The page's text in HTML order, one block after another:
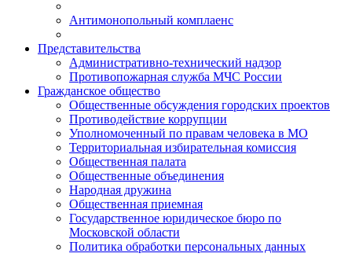
Антимонопольный комплаенс
Представительства
Административно-технический надзор
Противопожарная служба МЧС России
Гражданское общество
Общественные обсуждения городских проектов
Противодействие коррупции
Уполномоченный по правам человека в МО
Территориальная избирательная комиссия
Общественная палата
Общественные объединения
Народная дружина
Общественная приемная
Государственное юридическое бюро по
Московской области
Политика обработки персональных данных